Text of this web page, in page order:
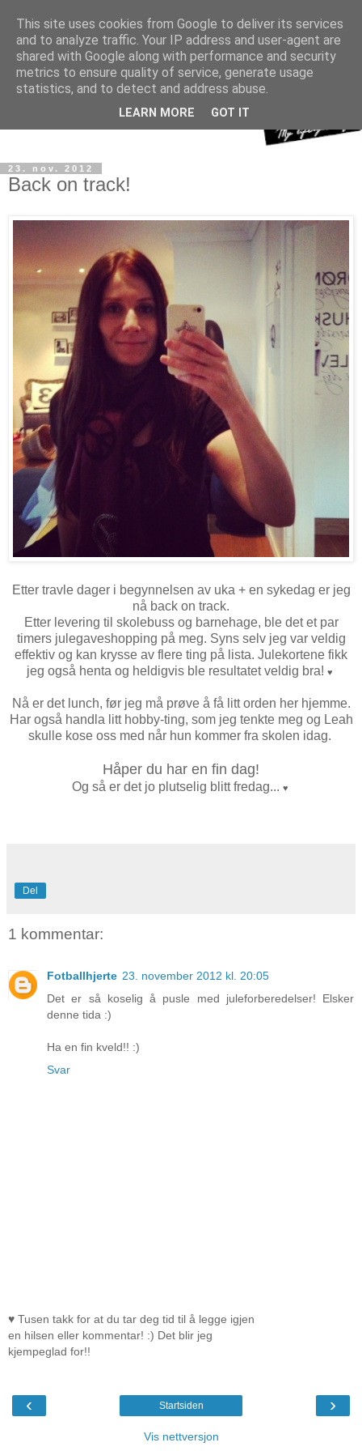
23. nov. 2012
Back on track!
Etter travle dager i begynnelsen av uka + en sykedag er jeg
nå back on track.
Etter levering til skolebuss og barnehage, ble det et par
timers julegaveshopping på meg. Syns selv jeg var veldig
effektiv og kan krysse av flere ting på lista. Julekortene fikk
jeg også henta og heldigvis ble resultatet veldig bra!♥
Nå er det lunch, før jeg må prøve å få litt orden her hjemme.
Har også handla litt hobby-ting, som jeg tenkte meg og Leah
skulle kose oss med når hun kommer fra skolen idag.
Håper du har en fin dag!
Og så er det jo plutselig blitt fredag... ♥
Del
1 kommentar:
Fotballhjerte 23. november 2012 kl. 20:05
Det er så koselig å pusle med juleforberedelser! Elsker
denne tida :)
Ha en fin kveld!! :)
Svar
♥ Tusen takk for at du tar deg tid til å legge igjen
en hilsen eller kommentar! :) Det blir jeg
kjempeglad for!!
‹ ›
Startsiden
Vis nettversjon
This site uses cookies from Google to deliver its services
and to analyze traffic. Your IP address and user-agent are
shared with Google along with performance and security
metrics to ensure quality of service, generate usage
statistics, and to detect and address abuse.
LEARN MORE GOT IT